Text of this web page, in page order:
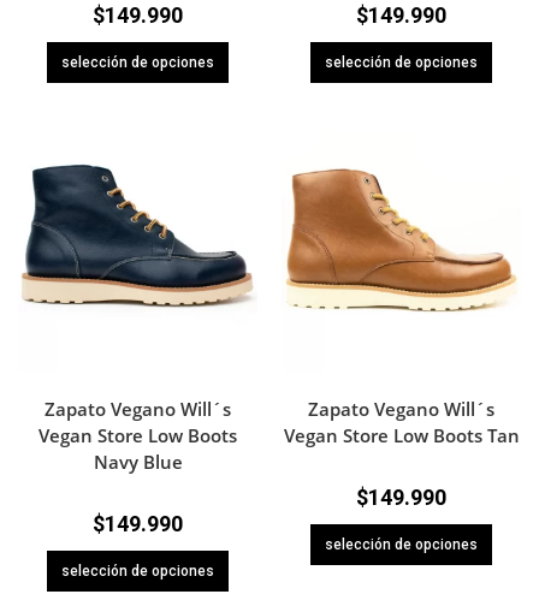
$149.990
selección de opciones
$149.990
selección de opciones
Zapato Vegano Will´s
Vegan Store Low Boots
Navy Blue
$149.990
selección de opciones
Zapato Vegano Will´s
Vegan Store Low Boots Tan
$149.990
selección de opciones